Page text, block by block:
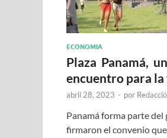
ECONOMIA
Plaza Panamá,
encuentro para
abril 28, 2023 - por
Panamá forma parte del
firmaron el convenio